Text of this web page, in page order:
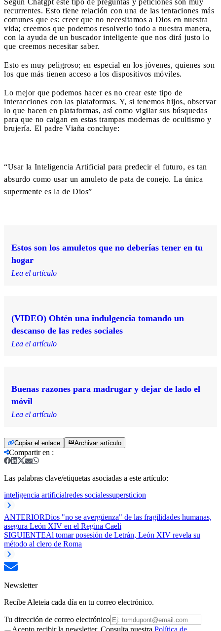
Según Chatgpt este tipo de preguntas y peticiones son muy
recurrentes. Esto tiene relación con una de las tentaciones más
comunes que es: creer que no necesitamos a Dios en nuestra
vida; creemos que podemos resolverlo todo a nuestra manera,
con la ayuda de un buscador inteligente que nos dirá justo lo
que creemos necesitar saber.
Esto es muy peligroso; en especial en los jóvenes, quienes son
los que más tienen acceso a los dispositivos móviles.
Lo mejor que podemos hacer es no crear este tipo de
interacciones con las plataformas. Y, si tenemos hijos, observar
lo que hacen en plataformas, así como vigilar sus búsquedas
para que no caigan en estas trampas modernas de ocultismo y
brujería. El padre Viaña concluye:
“Usar la Inteligencia Artificial para predecir el futuro, es tan
absurdo como usar un amuleto de pata de conejo. La única
supermente es la de Dios”
Estos son los amuletos que no deberías tener en tu
hogar
Lea el artículo
(VIDEO) Obtén una indulgencia tomando un
descanso de las redes sociales
Lea el artículo
Buenas razones para madrugar y dejar de lado el
móvil
Lea el artículo
Copiar el enlace Archivar artículo
Compartir en :
Las palabras clave/etiquetas asociadas a este artículo:
inteligencia artificialredes socialessupersticion
ANTERIORDios "no se avergüenza" de las fragilidades humanas,
asegura León XIV en el Regina Caeli
SIGUIENTEAl tomar posesión de Letrán, León XIV revela su
método al clero de Roma
Newsletter
Recibe Aleteia cada día en tu correo electrónico.
Tu dirección de correo electrónico
Acepto recibir la newsletter. Consulta nuestra Política de